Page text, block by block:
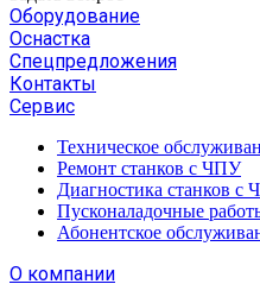
Оборудование
Оснастка
Спецпредложения
Контакты
Сервис
Техническое
Ремонт станков с ЧПУ
Диагностика станков с
Пусконаладочные
Абонентское
О компании